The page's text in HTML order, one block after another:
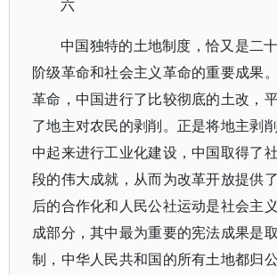
六
中国独特的土地制度，恰又是二
阶级革命和社会主义革命的重要成果
革命，中国进行了比较彻底的土改，
了地主对农民的剥削。正是将地主剥
中起来进行工业化建设，中国取得了
段的伟大成就，从而为改革开放提供
后的合作化和人民公社运动是社会主
成部分，其中最为重要的宪法成果是
制，中华人民共和国的所有土地都归